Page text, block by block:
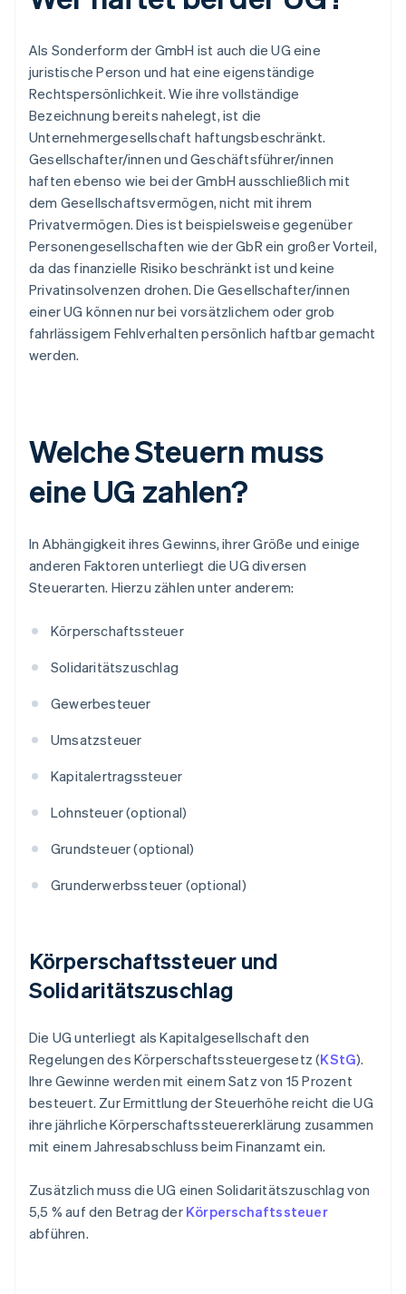
Als Sonderform der GmbH ist auch die UG eine
juristische Person und hat eine eigenständige
Rechtspersönlichkeit. Wie ihre vollständige
Bezeichnung bereits nahelegt, ist die
Unternehmergesellschaft haftungsbeschränkt.
Gesellschafter/innen und Geschäftsführer/innen
haften ebenso wie bei der GmbH ausschließlich mit
dem Gesellschaftsvermögen, nicht mit ihrem
Privatvermögen. Dies ist beispielsweise gegenüber
Personengesellschaften wie der GbR ein großer Vorteil,
da das finanzielle Risiko beschränkt ist und keine
Privatinsolvenzen drohen. Die Gesellschafter/innen
einer UG können nur bei vorsätzlichem oder grob
fahrlässigem Fehlverhalten persönlich haftbar gemacht
werden.
Welche Steuern muss
eine UG zahlen?
In Abhängigkeit ihres Gewinns, ihrer Größe und einige
anderen Faktoren unterliegt die UG diversen
Steuerarten. Hierzu zählen unter anderem:
Körperschaftssteuer
Solidaritätszuschlag
Gewerbesteuer
Umsatzsteuer
Kapitalertragssteuer
Lohnsteuer (optional)
Grundsteuer (optional)
Grunderwerbssteuer (optional)
Körperschaftssteuer und
Solidaritätszuschlag
Die UG unterliegt als Kapitalgesellschaft den
Regelungen des Körperschaftssteuergesetz (KStG).
Ihre Gewinne werden mit einem Satz von 15 Prozent
besteuert. Zur Ermittlung der Steuerhöhe reicht die UG
ihre jährliche Körperschaftssteuererklärung zusammen
mit einem Jahresabschluss beim Finanzamt ein.
Zusätzlich muss die UG einen Solidaritätszuschlag von
5,5 % auf den Betrag der Körperschaftssteuer
abführen.